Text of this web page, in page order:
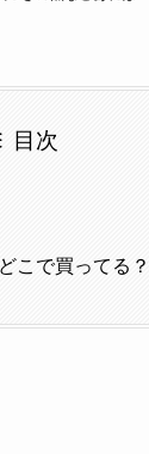
目次
こで買ってる？